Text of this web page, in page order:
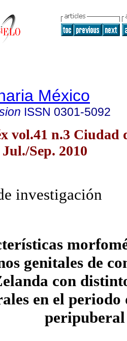
México
ISSN 0301-5092
vol.41 n.3 Ciudad
Sep. 2010
investigación
genitales de
con
en el
peripuberal